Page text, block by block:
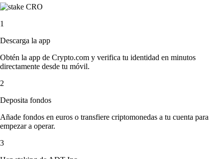
1
Descarga la app
Obtén la app de Crypto.com y verifica tu identidad en minutos
directamente desde tu móvil.
2
Deposita fondos
Añade fondos en euros o transfiere criptomonedas a tu cuenta para
empezar a operar.
3